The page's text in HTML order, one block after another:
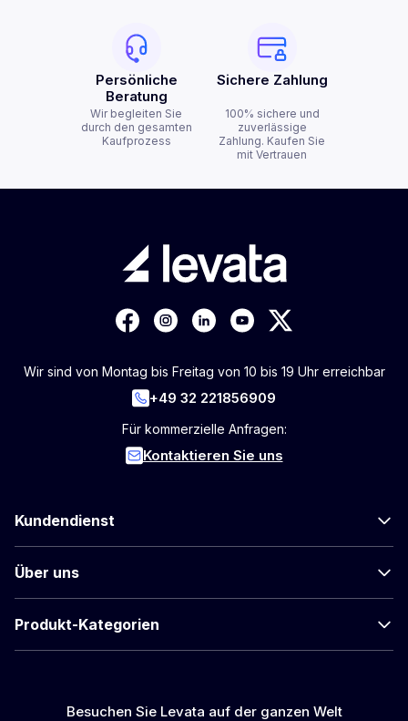
Persönliche
Beratung
Wir begleiten Sie
durch den gesamten
Kaufprozess
Sichere Zahlung
100% sichere und
zuverlässige
Zahlung. Kaufen Sie
mit Vertrauen
Wir sind von Montag bis Freitag von 10 bis 19 Uhr erreichbar
+49 32 221856909
Für kommerzielle Anfragen:
Kontaktieren Sie uns
Kundendienst
Über uns
Produkt-Kategorien
Besuchen Sie Levata auf der ganzen Welt